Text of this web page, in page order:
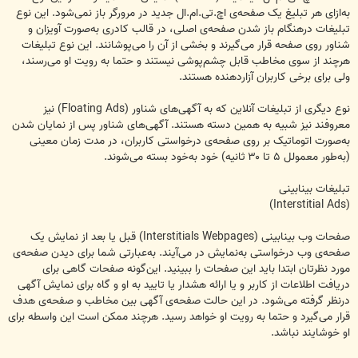
به‌ازای هر تبلیغ یک صفحه‌ی اچ.تی.ام.ال جدید در مرورگر باز نمی‌شود. این نوع
تبلیغات درهنگام باز شدن صفحه‌ی اصلی، در قالب کادری به‌صورت آویزان و
شناور روی صفحه قرار می‌گیرند و بخشی از آن را می‌پوشانند. این نوع تبلیغات
هرچند از سوی مخاطب قابل چشم‌پوشی نیستند و حتما به رویت او می‌رسند،
ولی برای برخی کاربران آزاردهنده هستند.
نوع دیگری از تبلیغات آنلاین که به آگهی‌های شناور (Floating Ads) نیز
معروفند نیز شبیه به همین دسته هستند. آگهی‌های شناور پس از نمایان شدن
به‌صورت اتوماتیک بر روی صفحه‌ی درخواستی کاربران، در مدت زمان معینی
(به‌طور معمولل ۵ تا ۳۰ ثانیه) خود به‌خود بسته می‌شوند.
تبلیغات بینابینی
(Interstitial Ads)
صفحات وب بینابینی (Interstitials Webpages) قبل یا بعد از نمایش یک
صفحه‌ی وب درخواستی به‌نمایش در می‌آیند. به‌عبارتی شما برای دیدن صفحه‌ی
مورد نظرتان ابتدا باید این صفحات را ببینید. این‌گونه صفحات گاهی برای
دریافت اطلاعات از کاربر و یا ارائه هشدار یا تایید به او و گاه برای نمایش آگهی
درنظر گرفته می‌شود. در این حالت صفحه‌ی آگهی بین مخاطب و صفحه‌ی هدف
قرار می‌گیرد و حتما به رویت او خواهد رسید. هرچند ممکن است این واسطه برای
او خوشایند نباشد.